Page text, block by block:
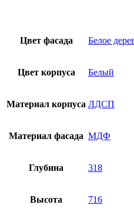
Цвет фасада Белое
Цвет корпуса Белый
Материал корпуса ЛДСП
Материал фасада МДФ
Глубина 318
Высота 716